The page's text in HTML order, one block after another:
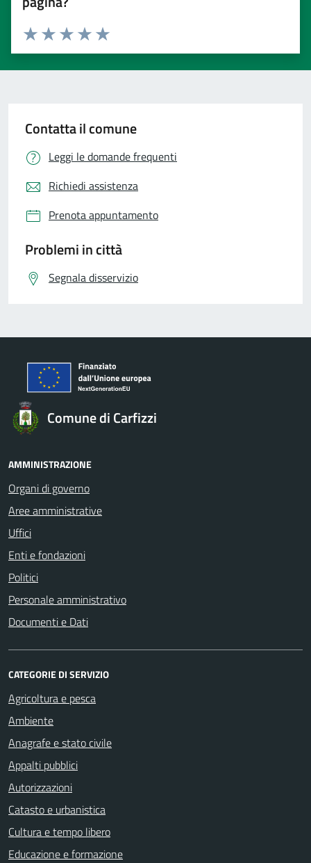
Valuta 5 stelle su 5
Valuta 4 stelle su 5
Valuta 3 stelle su 5
Valuta 2 stelle su 5
Valuta 1 stelle su 5
Contatta il comune
Leggi le domande frequenti
Richiedi assistenza
Prenota appuntamento
Problemi in città
Segnala disservizio
Comune di Carfizzi
AMMINISTRAZIONE
Organi di governo
Aree amministrative
Uffici
Enti e fondazioni
Politici
Personale amministrativo
Documenti e Dati
CATEGORIE DI SERVIZIO
Agricoltura e pesca
Ambiente
Anagrafe e stato civile
Appalti pubblici
Autorizzazioni
Catasto e urbanistica
Cultura e tempo libero
Educazione e formazione